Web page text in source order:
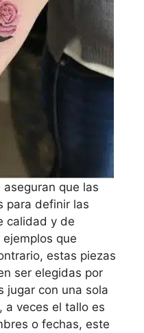
que las
para definir las
calidad y de
que
estas piezas
ser elegidas por
jugar con una sola
a veces el tallo es
o fechas, este